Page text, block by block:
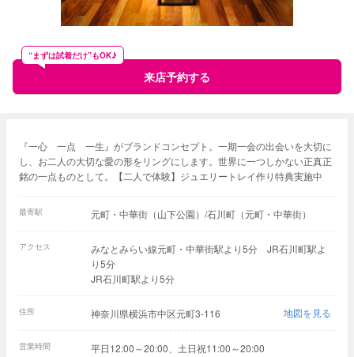
来店予約する
“まずは試着だけ”もOK♪
『一心 一点 一生』がブランドコンセプト。一期一会の出会いを大切に
し、お二人の大切な愛の形をリングにします。世界に一つしかない正真正
銘の一点ものとして。【二人で体験】ジュエリートレイ作り特典実施中
最寄駅 元町・中華街（山下公園）/石川町（元町・中華街）
アクセス
みなとみらい線元町・中華街駅より5分 JR石川町駅よ
り5分
JR石川町駅より5分
住所 神奈川県横浜市中区元町3-116 地図を見る
営業時間 平日12:00～20:00、土日祝11:00～20:00